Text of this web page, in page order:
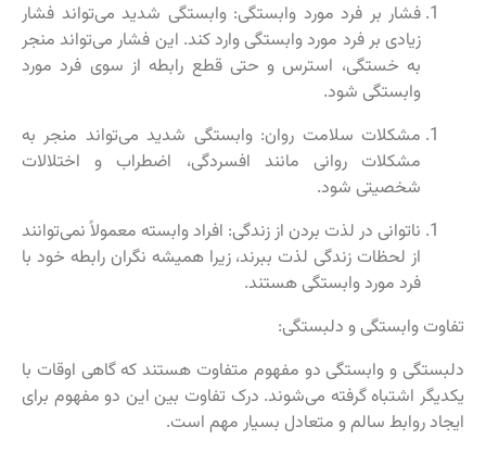
فشار بر فرد مورد وابستگی: وابستگی شدید می‌تواند فشار
زیادی بر فرد مورد وابستگی وارد کند. این فشار می‌تواند منجر
به خستگی، استرس و حتی قطع رابطه از سوی فرد مورد
وابستگی شود.
مشکلات سلامت روان: وابستگی شدید می‌تواند منجر به
مشکلات روانی مانند افسردگی، اضطراب و اختلالات
شخصیتی شود.
ناتوانی در لذت بردن از زندگی: افراد وابسته معمولاً نمی‌توانند
از لحظات زندگی لذت ببرند، زیرا همیشه نگران رابطه خود با
فرد مورد وابستگی هستند.
تفاوت وابستگی و دلبستگی:
دلبستگی و وابستگی دو مفهوم متفاوت هستند که گاهی اوقات با
یکدیگر اشتباه گرفته می‌شوند. درک تفاوت بین این دو مفهوم برای
ایجاد روابط سالم و متعادل بسیار مهم است.